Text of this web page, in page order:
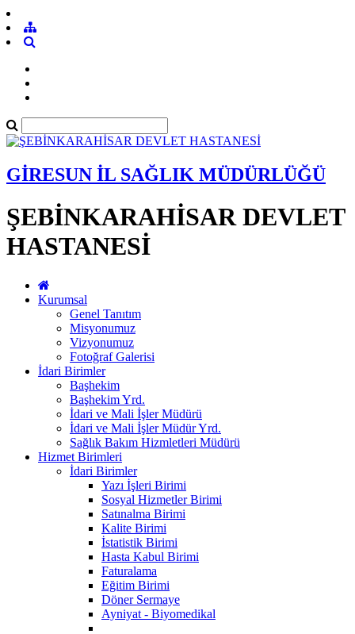
GİRESUN İL SAĞLIK MÜDÜRLÜĞÜ
ŞEBİNKARAHİSAR DEVLET
HASTANESİ
Kurumsal
Genel Tanıtım
Misyonumuz
Vizyonumuz
Fotoğraf Galerisi
İdari Birimler
Başhekim
Başhekim Yrd.
İdari ve Mali İşler Müdürü
İdari ve Mali İşler Müdür Yrd.
Sağlık Bakım Hizmletleri Müdürü
Hizmet Birimleri
İdari Birimler
Yazı İşleri Birimi
Sosyal Hizmetler Birimi
Satınalma Birimi
Kalite Birimi
İstatistik Birimi
Hasta Kabul Birimi
Faturalama
Eğitim Birimi
Döner Sermaye
Ayniyat - Biyomedikal